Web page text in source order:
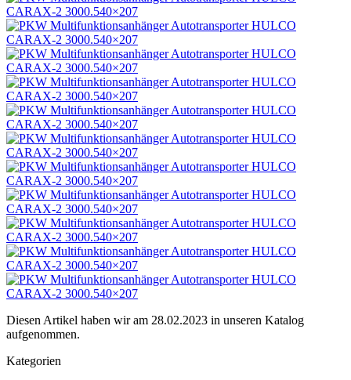
Diesen Artikel haben wir am 28.02.2023 in unseren Katalog
aufgenommen.
Kategorien